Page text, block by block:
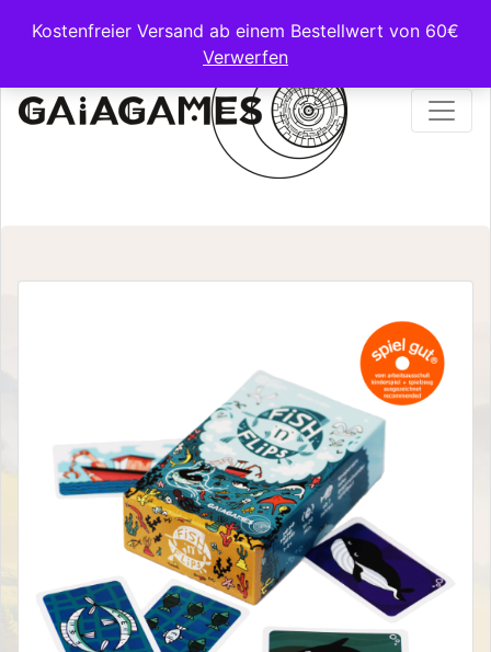
Kostenfreier Versand ab einem Bestellwert von 60€
Verwerfen
Main Navigation